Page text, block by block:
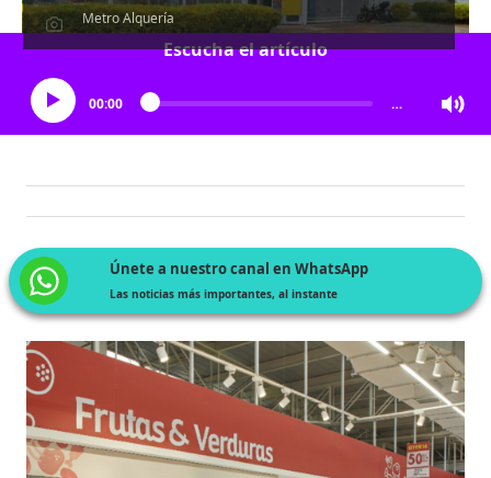
Metro Alquería
Escucha el artículo
00:00 …
Únete a nuestro canal en WhatsApp
Las noticias más importantes, al instante